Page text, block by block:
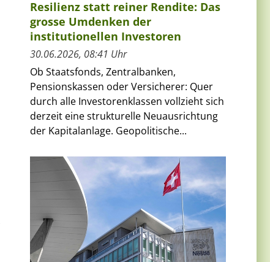
Resilienz statt reiner Rendite: Das
grosse Umdenken der
institutionellen Investoren
30.06.2026, 08:41 Uhr
Ob Staatsfonds, Zentralbanken,
Pensionskassen oder Versicherer: Quer
durch alle Investorenklassen vollzieht sich
derzeit eine strukturelle Neuausrichtung
der Kapitalanlage. Geopolitische...